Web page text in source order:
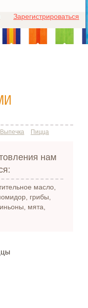
Зарегистрироваться
Выпечка Пицца
нам
масло,
грибы,
мята,
предложений по